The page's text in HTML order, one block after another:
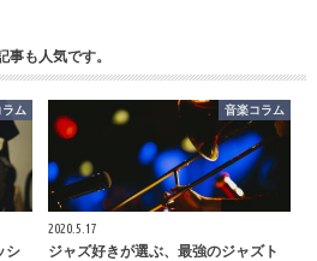
事も人気です。
ム
シ
音楽コラム
2020.5.17
ジャズ好きが選ぶ、最強のジャズト